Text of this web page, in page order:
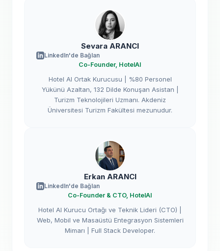
Sevara ARANCI
LinkedIn'de Bağlan
Co-Founder, HotelAI
Hotel AI Ortak Kurucusu | %80 Personel
Yükünü Azaltan, 132 Dilde Konuşan Asistan |
Turizm Teknolojileri Uzmanı. Akdeniz
Üniversitesi Turizm Fakültesi mezunudur.
Erkan ARANCI
LinkedIn'de Bağlan
Co-Founder & CTO, HotelAI
Hotel AI Kurucu Ortağı ve Teknik Lideri (CTO) |
Web, Mobil ve Masaüstü Entegrasyon Sistemleri
Mimarı | Full Stack Developer.